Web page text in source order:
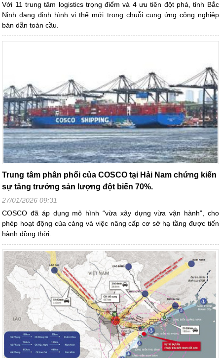
Với 11 trung tâm logistics trọng điểm và 4 ưu tiên đột phá, tỉnh Bắc
Ninh đang định hình vị thế mới trong chuỗi cung ứng công nghiệp
bán dẫn toàn cầu.
Trung tâm phân phối của COSCO tại Hải Nam chứng kiến ​​
sự tăng trưởng sản lượng đột biến 70%.
27/01/2026 09:31
COSCO đã áp dụng mô hình “vừa xây dựng vừa vận hành”, cho
phép hoạt động của cảng và việc nâng cấp cơ sở hạ tầng được tiến
hành đồng thời.